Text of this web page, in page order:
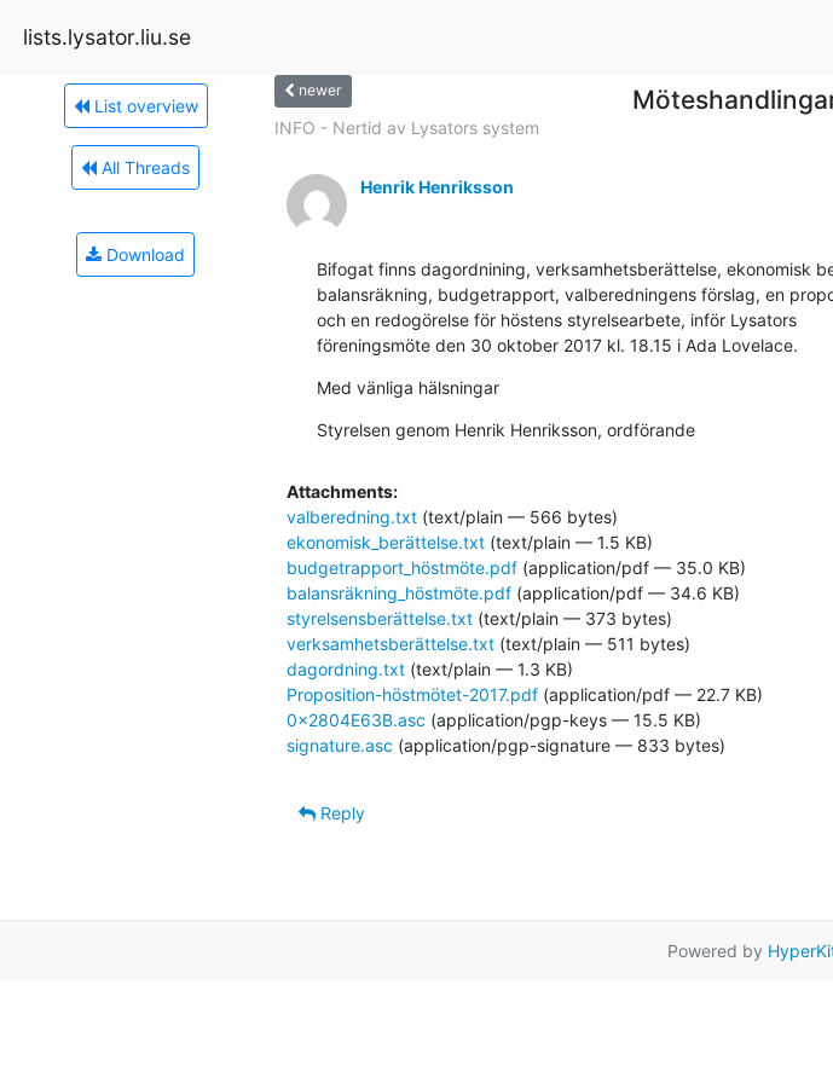
lists.lysator.liu.se
List overview
All Threads
Download
newer
INFO - Nertid av Lysators system
Henrik Henriksson
Bifogat finns dagordnining, verksamhetsberättelse, ekonomisk
balansräkning, budgetrapport, valberedningens förslag, en
och en redogörelse för höstens styrelsearbete, inför Lysators
föreningsmöte den 30 oktober 2017 kl. 18.15 i Ada Lovelace.
Med vänliga hälsningar
Styrelsen genom Henrik Henriksson, ordförande
Attachments:
valberedning.txt(text/plain — 566 bytes)
ekonomisk_berättelse.txt(text/plain — 1.5 KB)
budgetrapport_höstmöte.pdf(application/pdf — 35.0 KB)
balansräkning_höstmöte.pdf(application/pdf — 34.6 KB)
styrelsensberättelse.txt(text/plain — 373 bytes)
verksamhetsberättelse.txt(text/plain — 511 bytes)
dagordning.txt(text/plain — 1.3 KB)
Proposition-höstmötet-2017.pdf(application/pdf — 22.7 KB)
0x2804E63B.asc (application/pgp-keys — 15.5 KB)
signature.asc (application/pgp-signature — 833 bytes)
Reply
Powered by